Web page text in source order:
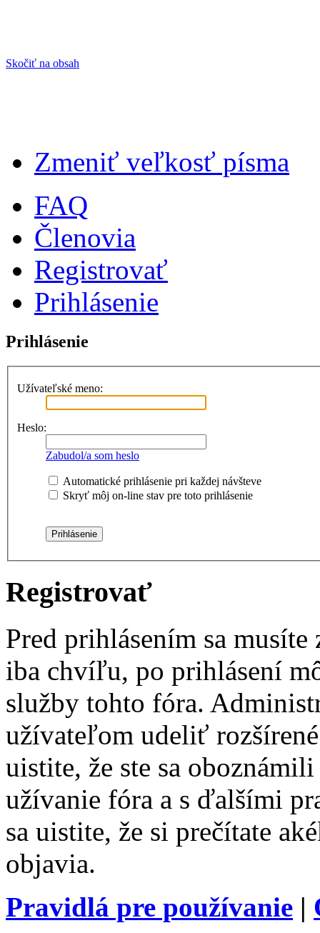
Skočiť na obsah
Zmeniť veľkosť písma
FAQ
Členovia
Registrovať
Prihlásenie
Prihlásenie
Užívateľské meno:
Heslo:
Zabudol/a som heslo
Automatické prihlásenie pri každej návšteve
Skryť môj on-line stav pre toto prihlásenie
Registrovať
Pred prihlásením sa
iba chvíľu, po prihlásení
služby tohto fóra.
užívateľom udeliť
uistite, že ste sa
užívanie fóra a s ďalšími
sa uistite, že si prečítate
objavia.
Pravidlá pre používanie |